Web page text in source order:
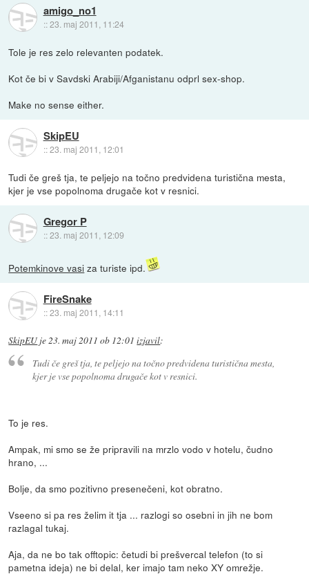
amigo_no1
::23. maj 2011, 11:24
Tole je res zelo relevanten podatek.
Kot če bi v Savdski Arabiji/Afganistanu odprl sex-shop.
Make no sense either.
SkipEU
::23. maj 2011, 12:01
Tudi če greš tja, te peljejo na točno predvidena turistična mesta,
kjer je vse popolnoma drugače kot v resnici.
Gregor P
::23. maj 2011, 12:09
Potemkinove vasi za turiste ipd.
FireSnake
::23. maj 2011, 14:11
SkipEU je23. maj 2011 ob 12:01 izjavil:
Tudi če greš tja, te peljejo na točno predvidena turistična mesta,
kjer je vse popolnoma drugače kot v resnici.
To je res.
Ampak, mi smo se že pripravili na mrzlo vodo v hotelu, čudno
hrano, ...
Bolje, da smo pozitivno presenečeni, kot obratno.
Vseeno si pa res želim it tja ... razlogi so osebni in jih ne bom
razlagal tukaj.
Aja, da ne bo tak offtopic: četudi bi prešvercal telefon (to si
pametna ideja) ne bi delal, ker imajo tam neko XY omrežje.